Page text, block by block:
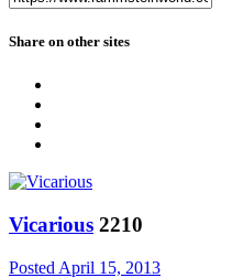
Share on other sites
Vicarious 2210
Posted April 15, 2013